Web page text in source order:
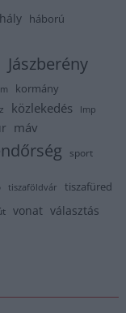
háború
Jászberény
kormány
közlekedés lmp
máv
sport
tiszaföldvár tiszafüred
vonat választás